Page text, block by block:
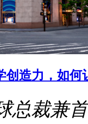
创造力，如何
总裁兼